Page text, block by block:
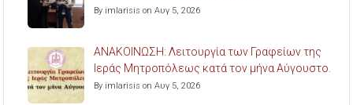
By imlarisis on Αυγ 5, 2026
ΑΝΑΚΟΙΝΩΣΗ: Λειτουργία των Γραφείων της
Ιεράς Μητροπόλεως κατά τον μήνα Αύγουστο.
By imlarisis on Αυγ 5, 2026